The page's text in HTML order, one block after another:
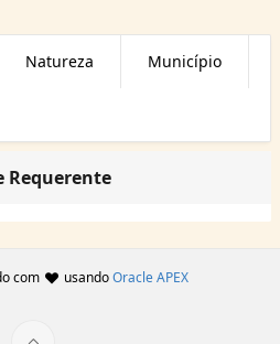
Natureza Município
Requerente
com usandoOracle APEX